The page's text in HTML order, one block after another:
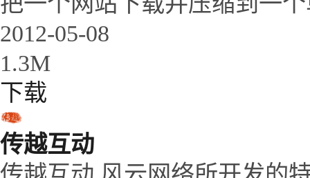
2012-05-08
1.3M
下载
传越互动